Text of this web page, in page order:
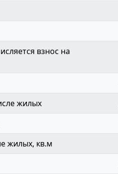
взнос на
жилых
жилых, кв.м